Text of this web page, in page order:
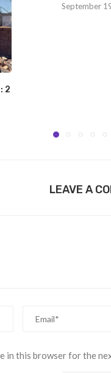
2
September
LEAVE A
in this browser for the